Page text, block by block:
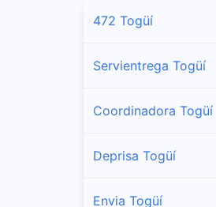
472 Togüí
Servientrega Togüí
Coordinadora Togüí
Deprisa Togüí
Envia Togüí